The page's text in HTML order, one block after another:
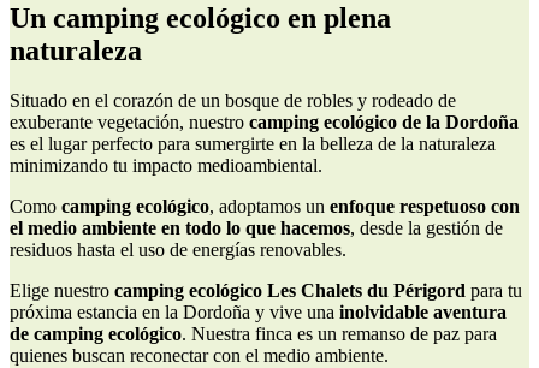
Un camping ecológico en plena
naturaleza
Situado en el corazón de un bosque de robles y rodeado de
exuberante vegetación, nuestro camping ecológico de la Dordoña
es el lugar perfecto para sumergirte en la belleza de la naturaleza
minimizando tu impacto medioambiental.
Como camping ecológico, adoptamos un enfoque respetuoso con
el medio ambiente en todo lo que hacemos, desde la gestión de
residuos hasta el uso de energías renovables.
Elige nuestro camping ecológico Les Chalets du Périgord para tu
próxima estancia en la Dordoña y vive una inolvidable aventura
de camping ecológico. Nuestra finca es un remanso de paz para
quienes buscan reconectar con el medio ambiente.